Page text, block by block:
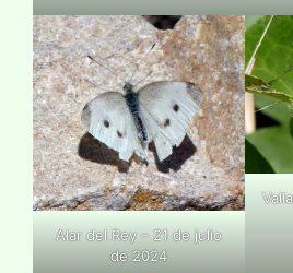
Alar del Rey – 21 de julio
de 2024